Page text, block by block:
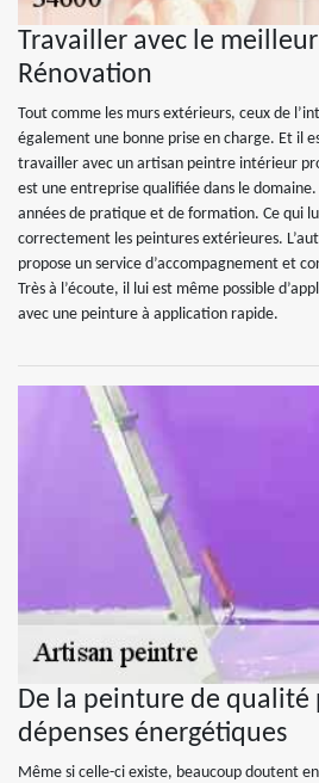
Travailler avec le
Rénovation
Tout comme les murs extérieurs, ceux de
également une bonne prise en charge. Et il
travailler avec un artisan peintre intérieur
est une entreprise qualifiée dans le domaine.
années de pratique et de formation. Ce qui
correctement les peintures extérieures.
propose un service d’accompagnement et
Très à l’écoute, il lui est même possible
avec une peinture à application rapide.
De la peinture de
dépenses énergétiques
Même si celle-ci existe, beaucoup doutent